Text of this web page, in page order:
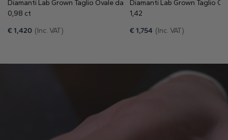
Diamanti Lab Grown Taglio Ovale da
0,98 ct
€ 1,420 (Inc. VAT)
Diamanti Lab Grown Taglio
1,42
€ 1,754 (Inc. VAT)